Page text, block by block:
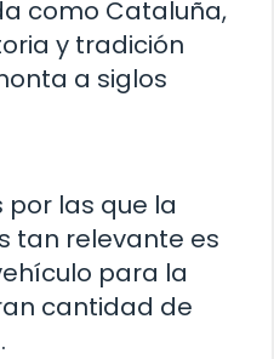
como Cataluña,
y tradición
a siglos
por las que la
tan relevante es
para la
cantidad de